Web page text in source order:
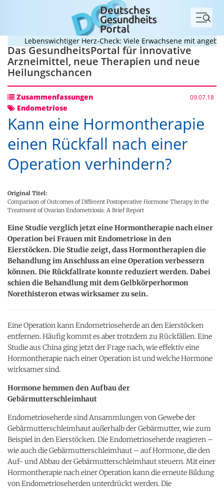
Menü
Lebenswichtiger Herz-Check: Viele Erwachsene mit
Das GesundheitsPortal für innovative
Arzneimittel, neue Therapien und neue
Heilungschancen
Zusammenfassungen 09.07.18
Endometriose
Kann eine Hormontherapie
einen Rückfall nach einer
Operation verhindern?
Original Titel:
Comparison of Outcomes of Different Postoperative Hormone Therapy in the
Treatment of Ovarian Endometriosis: A Brief Report
Eine Studie verglich jetzt eine Hormontherapie nach einer
Operation bei Frauen mit Endometriose in den
Eierstöcken. Die Studie zeigt, dass Hormontherapien die
Behandlung im Anschluss an eine Operation verbessern
können. Die Rückfallrate konnte reduziert werden. Dabei
schien die Behandlung mit dem Gelbkörperhormon
Norethisteron etwas wirksamer zu sein.
Eine Operation kann Endometrioseherde an den Eierstöcken
entfernen. Häufig kommt es aber trotzdem zu Rückfällen. Eine
Studie aus China ging jetzt der Frage nach, wie effektiv eine
Hormontherapie nach einer Operation ist und welche Hormone
wirksamer sind.
Hormone hemmen den Aufbau der
Gebärmutterschleimhaut
Endometrioseherde sind Ansammlungen von Gewebe der
Gebärmutterschleimhaut außerhalb der Gebärmutter, wie zum
Beispiel in den Eierstöcken. Die Endometrioseherde reagieren –
wie auch die Gebärmutterschleimhaut – auf Hormone, die den
Auf- und Abbau der Gebärmutterschleimhaut steuern. Mit einer
Hormontherapie nach einer Operation kann die erneute Bildung
von Endometrioseherden unterdrückt werden. Die